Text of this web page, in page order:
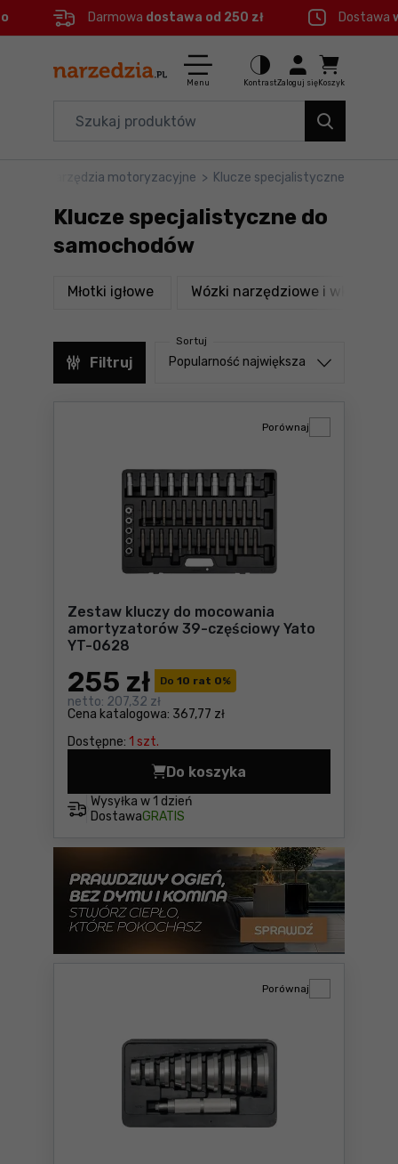
Menu główne
Filtry
Produkty
Stopka
Mapa strony
Darmowa dostawa od 250 zł Dostawa
Menu KontrastZaloguj się Koszyk
Elektronarzędzia
Akcesoria
Okazje
Narzędzia motoryzacyjne > Klucze specjalistyczne
Klucze specjalistyczne do
samochodów
Młotki igłowe produktyWózki narzędziowe i wkłady
Filtruj
Sortuj
Sortuj od
Popularność największa
Zestaw kluczy do mocowania
amortyzatorów 39-częściowy Yato
YT-0628
Do 10 rat 0%
Cena katalogowa: 367,77 zł
255 zł
netto: 207,32 zł
Dostępne: 1 szt.
Porównaj
Wysyłka w 1 dzień
DostawaGRATIS
Do koszyka
Zestaw kluczy do
Porównaj